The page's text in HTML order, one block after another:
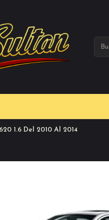
1.6 Del 2010 Al 2014